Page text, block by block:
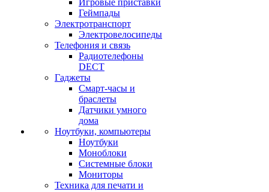
Игровые приставки
Геймпады
Электротранспорт
Электровелосипеды
Телефония и связь
Радиотелефоны
DECT
Гаджеты
Смарт-часы и
браслеты
Датчики умного
дома
Ноутбуки, компьютеры
Ноутбуки
Моноблоки
Системные блоки
Мониторы
Техника для печати и